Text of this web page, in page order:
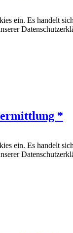
ein. Es handelt
*
ein. Es handelt